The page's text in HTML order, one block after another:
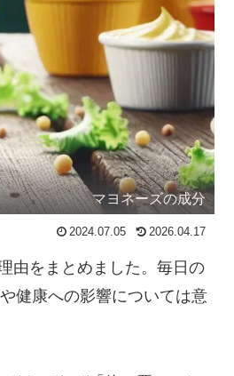
マヨネーズの成分
2024.07.05 2026.04.17
由をまとめました。毎日の
健康への影響については意